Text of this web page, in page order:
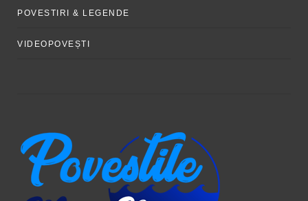
POVESTIRI & LEGENDE
VIDEOPOVEȘTI